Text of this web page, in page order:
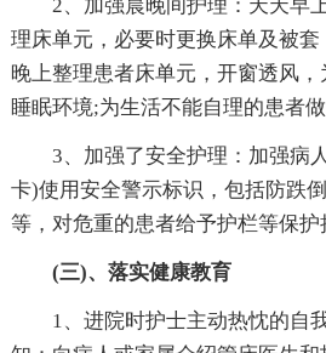
2、加强晨晚间护理：天天早
理床单元，必要时更换床单及被
晚上整理患者床单元，开窗透风
睡眠环境;为生活不能自理的患者做
3、加强了安全护理：加强病
卡)使用安全警示标识，包括防跌
等，对危重的患者给予护栏等保护
(三)、落实健康教育
1、进院时护士主动热忱的自